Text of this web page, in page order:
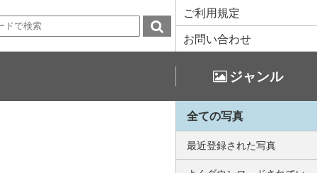
ご利用規定
お問い合わせ
ジャンル
全ての写真
最近登録された写真